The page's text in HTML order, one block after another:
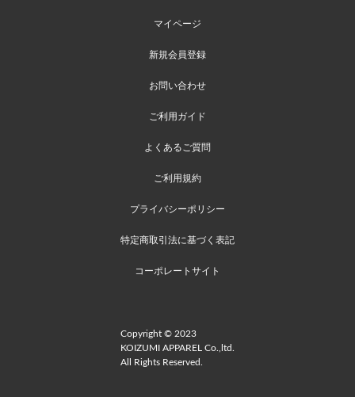
マイページ
新規会員登録
お問い合わせ
ご利用ガイド
よくあるご質問
ご利用規約
プライバシーポリシー
特定商取引法に基づく表記
コーポレートサイト
Copyright © 2023
KOIZUMI APPAREL Co.,ltd.
All Rights Reserved.